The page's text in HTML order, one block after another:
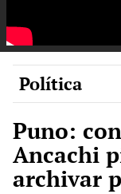
Política
Puno:
Ancachi
archivar